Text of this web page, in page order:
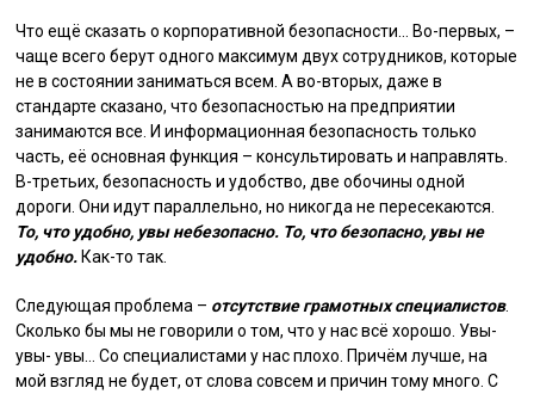
Что ещё сказать о корпоративной безопасности… Во-первых, –
чаще всего берут одного максимум двух сотрудников, которые
не в состоянии заниматься всем. А во-вторых, даже в
стандарте сказано, что безопасностью на предприятии
занимаются все. И информационная безопасность только
часть, её основная функция – консультировать и направлять.
В-третьих, безопасность и удобство, две обочины одной
дороги. Они идут параллельно, но никогда не пересекаются.
То, что удобно, увы небезопасно. То, что безопасно, увы не
удобно. Как-то так.
Следующая проблема – отсутствие грамотных специалистов.
Сколько бы мы не говорили о том, что у нас всё хорошо. Увы-
увы- увы… Со специалистами у нас плохо. Причём лучше, на
мой взгляд не будет, от слова совсем и причин тому много. C